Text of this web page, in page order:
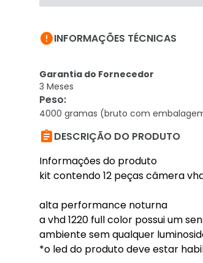
INFORMAÇÕES TÉCNICAS
Garantia do Fornecedor
3 Meses
Peso:
4000 gramas (bruto com
DESCRIÇÃO DO PRODUTO
Informações do produto
kit contendo 12 peças câmera
alta performance noturna
a vhd 1220 full color possui um
ambiente sem qualquer
*o led do produto deve estar